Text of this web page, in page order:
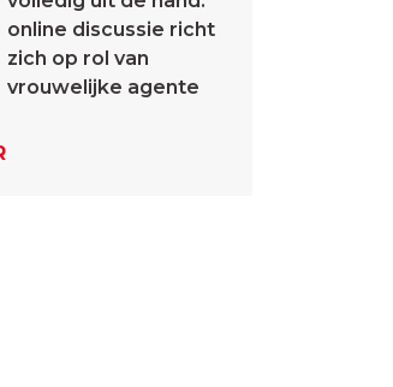
online discussie richt
zich op rol van
vrouwelijke agente